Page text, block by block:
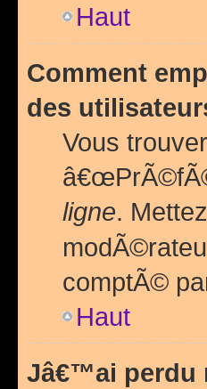
Haut
Comment
des
Vous
ligne.
comptÃ©
Haut
Jâ€™ai perdu